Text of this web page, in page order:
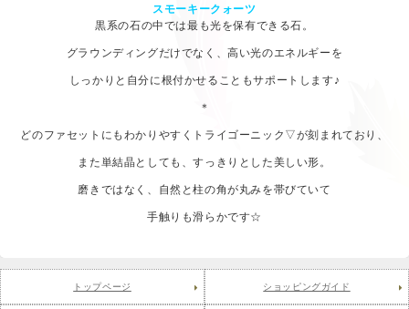
スモーキークォーツ
黒系の石の中では最も光を保有できる石。
グラウンディングだけでなく、高い光のエネルギーを
しっかりと自分に根付かせることもサポートします♪
＊
どのファセットにもわかりやすくトライゴーニック▽が刻まれており、
また単結晶としても、すっきりとした美しい形。
磨きではなく、自然と柱の角が丸みを帯びていて
手触りも滑らかです☆
トップページ ショッピングガイド